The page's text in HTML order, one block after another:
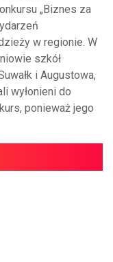
„Biznes za
w regionie. W
szkół
i Augustowa,
wyłonieni do
ponieważ jego